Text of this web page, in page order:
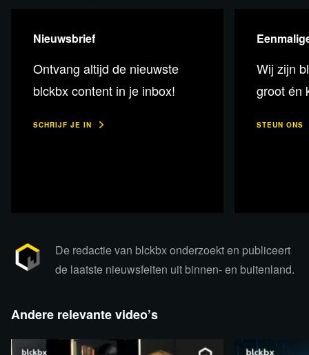
Lees verder
Nieuwsbrief
Ontvang altijd de nieuwste
blckbx content in je inbox!
SCHRIJF JE IN
Wij zijn
groot én
STEUN ONS
De redactie van blckbx onderzoekt en publiceert
de laatste nieuwsfeiten uit binnen- en buitenland.
Andere relevante video’s